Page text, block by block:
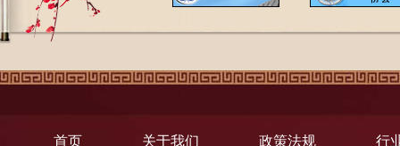
首页 关于我们 政策法规 行